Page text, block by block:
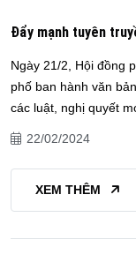
Đẩy mạnh tuyên
Ngày 21/2, Hội đồng
phố ban hành văn
các luật, nghị quyết
22/02/2024
XEM THÊM